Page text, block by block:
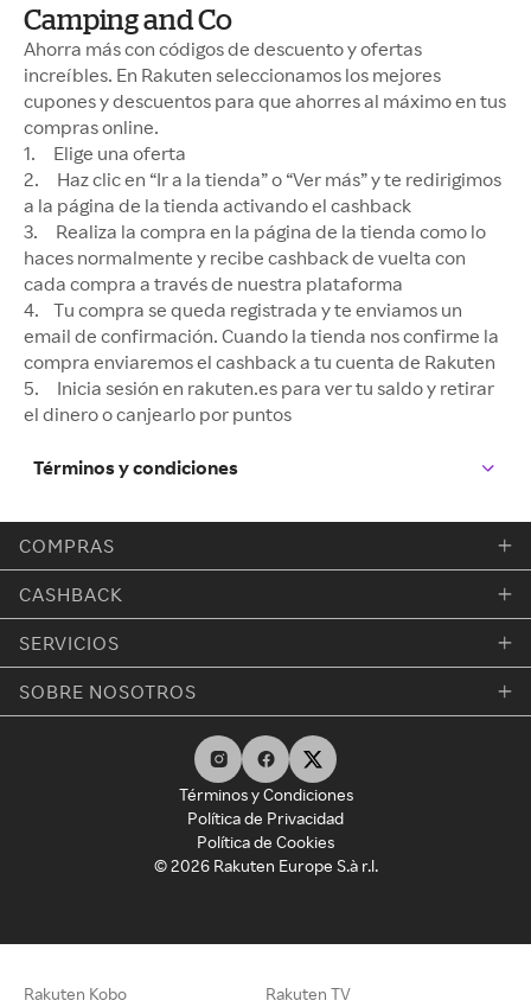
Camping and Co
Ahorra más con códigos de descuento y ofertas
increíbles. En Rakuten seleccionamos los mejores
cupones y descuentos para que ahorres al máximo en tus
compras online.
1. Elige una oferta
2. Haz clic en “Ir a la tienda” o “Ver más” y te redirigimos
a la página de la tienda activando el cashback
3. Realiza la compra en la página de la tienda como lo
haces normalmente y recibe cashback de vuelta con
cada compra a través de nuestra plataforma
4. Tu compra se queda registrada y te enviamos un
email de confirmación. Cuando la tienda nos confirme la
compra enviaremos el cashback a tu cuenta de Rakuten
5. Inicia sesión en rakuten.es para ver tu saldo y retirar
el dinero o canjearlo por puntos
Términos y condiciones
COMPRAS
CASHBACK
SERVICIOS
SOBRE NOSOTROS
Términos y Condiciones
Política de Privacidad
Política de Cookies
© 2026 Rakuten Europe S.à r.l.
Rakuten Kobo Rakuten TV